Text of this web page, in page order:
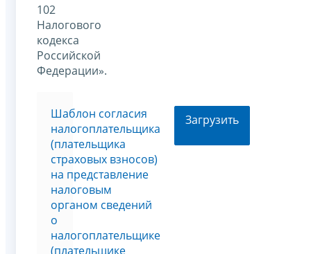
102
Налогового
кодекса
Российской
Федерации».
Шаблон согласия
налогоплательщика
(плательщика
страховых взносов)
на представление
налоговым
органом сведений
о
налогоплательщике
(плательщике
Загрузить